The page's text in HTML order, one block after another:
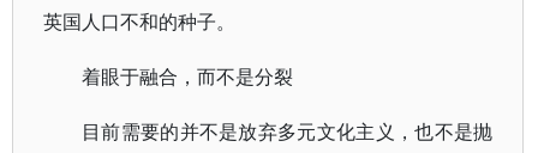
英国人口不和的种子。
着眼于融合，而不是分裂
目前需要的并不是放弃多元文化主义，也不是抛